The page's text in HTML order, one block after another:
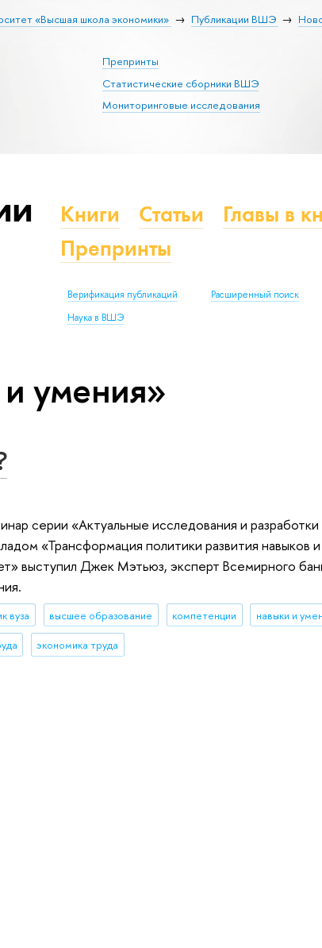
«Высшая школа экономики» Публикации ВШЭ
Препринты
Статистические сборники ВШЭ
Мониторинговые исследования
Книги Статьи
Главы в
Препринты
Верификация публикаций Расширенный поиск
Наука в ВШЭ
умения»
серии «Актуальные исследования и
«Трансформация политики развития навыков
выступил Джек Мэтьюз, эксперт Всемирного
вуза высшее образование компетенции навыки и
экономика труда